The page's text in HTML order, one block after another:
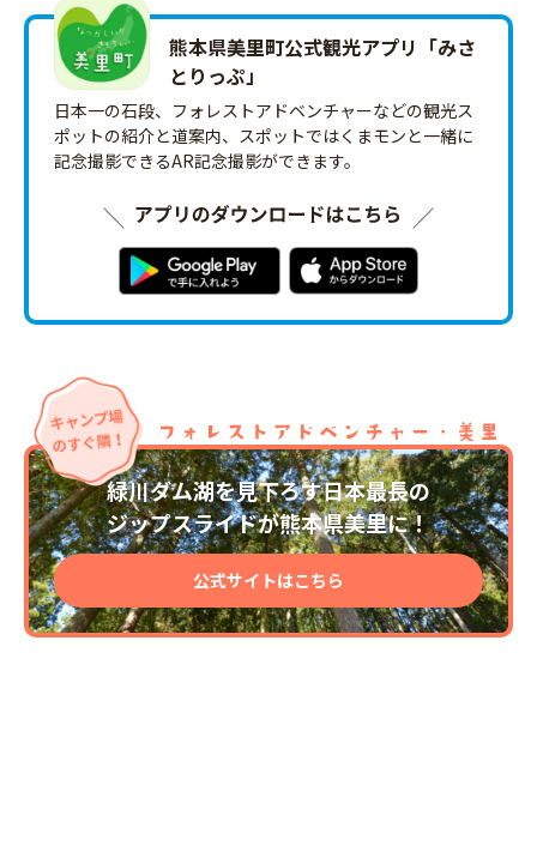
熊本県美里町公式観光アプリ「みさ
とりっ‪ぷ‬」
日本一の石段、フォレストアドベンチャーなどの観光ス
ポットの紹介と道案内、スポットではくまモンと一緒に
記念撮影できるAR記念撮影ができます。
緑川ダム湖を見下ろす日本最長の
ジップスライドが熊本県美里に！
公式サイトはこちら